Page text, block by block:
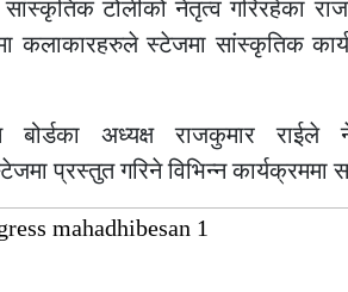
टोलीको नेतृत्व गरिरहेका
कलाकारहरुले स्टेजमा सांस्कृतिक
बोर्डका अध्यक्ष राजकुमार राईले
प्रस्तुत गरिने विभिन्न कार्यक्रममा